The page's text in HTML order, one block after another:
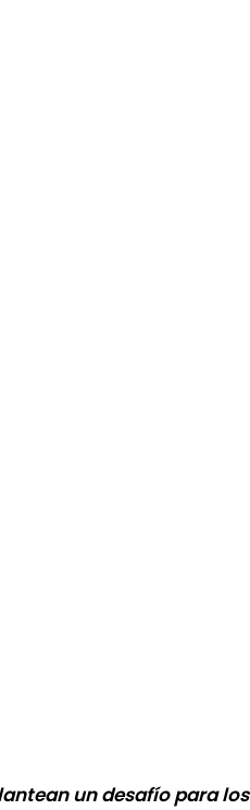
un desafío para los